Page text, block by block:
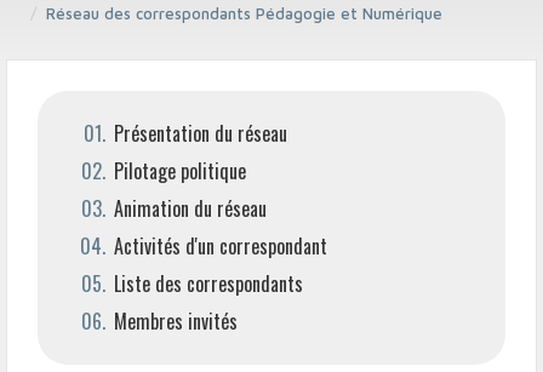
Réseau des correspondants Pédagogie et Numérique
Présentation du réseau
Pilotage politique
Animation du réseau
Activités d'un correspondant
Liste des correspondants
Membres invités